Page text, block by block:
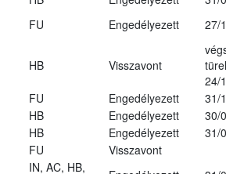
FU Engedélyezett 27/
HB Visszavont
24/
FU Engedélyezett
31/
HB Engedélyezett
30/
HB Engedélyezett
31/
FU
Visszavont
IN, AC, HB,